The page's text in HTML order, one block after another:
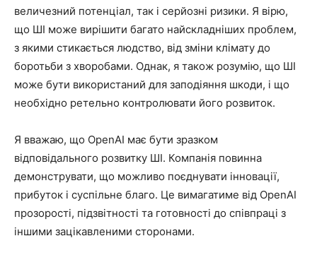
величезний потенціал, так і серйозні ризики. Я вірю,
що ШІ може вирішити багато найскладніших проблем,
з якими стикається людство, від зміни клімату до
боротьби з хворобами. Однак, я також розумію, що ШІ
може бути використаний для заподіяння шкоди, і що
необхідно ретельно контролювати його розвиток.
Я вважаю, що OpenAI має бути зразком
відповідального розвитку ШІ. Компанія повинна
демонструвати, що можливо поєднувати інновації,
прибуток і суспільне благо. Це вимагатиме від OpenAI
прозорості, підзвітності та готовності до співпраці з
іншими зацікавленими сторонами.